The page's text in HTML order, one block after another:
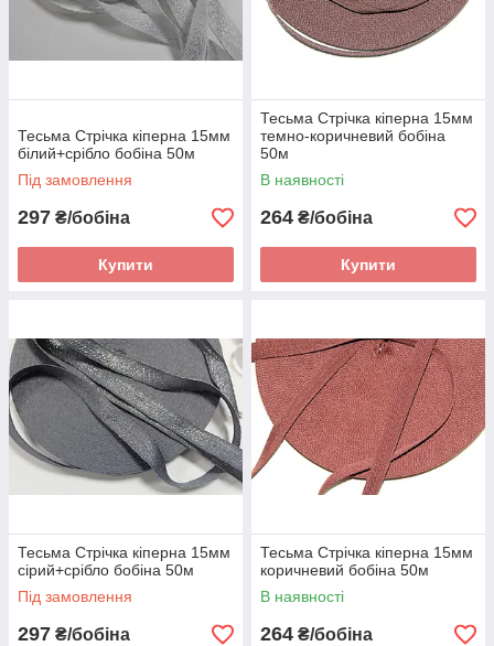
Тесьма Стрічка кіперна 15мм
білий+срібло бобіна 50м
Під замовлення
297 ₴/бобіна
Купити
Тесьма Стрічка кіперна 15мм
темно-коричневий бобіна
50м
В наявності
264 ₴/бобіна
Купити
Тесьма Стрічка кіперна 15мм
сірий+срібло бобіна 50м
Під замовлення
297 ₴/бобіна
Тесьма Стрічка кіперна 15мм
коричневий бобіна 50м
В наявності
264 ₴/бобіна